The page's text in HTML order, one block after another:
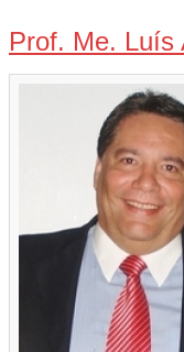
Prof. Me. Luís